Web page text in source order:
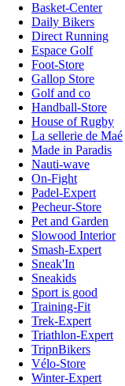
Basket-Center
Daily Bikers
Direct Running
Espace Golf
Foot-Store
Gallop Store
Golf and co
Handball-Store
House of Rugby
La sellerie de Maé
Made in Paradis
Nauti-wave
On-Fight
Padel-Expert
Pecheur-Store
Pet and Garden
Slowood Interior
Smash-Expert
Sneak'In
Sneakids
Sport is good
Training-Fit
Trek-Expert
Triathlon-Expert
TripnBikers
Vélo-Store
Winter-Expert